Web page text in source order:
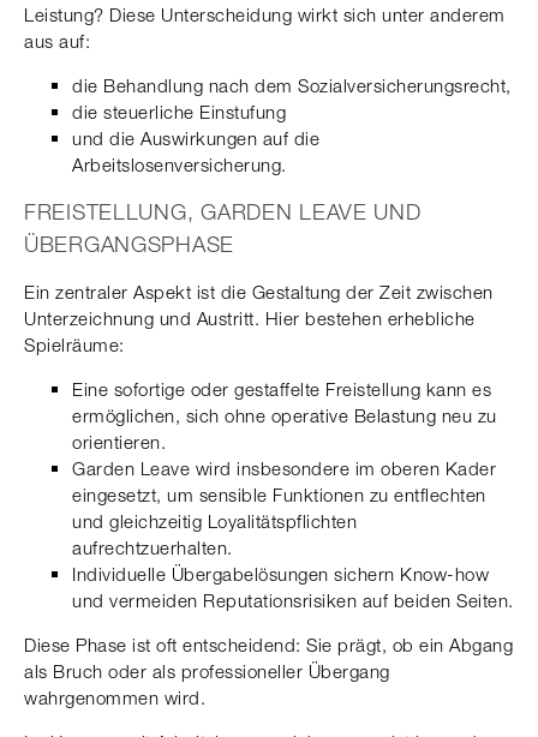
Leistung? Diese Unterscheidung wirkt sich unter anderem
aus auf:
die Behandlung nach dem Sozialversicherungsrecht,
die steuerliche Einstufung
und die Auswirkungen auf die
Arbeitslosenversicherung.
FREISTELLUNG, GARDEN LEAVE UND
ÜBERGANGSPHASE
Ein zentraler Aspekt ist die Gestaltung der Zeit zwischen
Unterzeichnung und Austritt. Hier bestehen erhebliche
Spielräume:
Eine sofortige oder gestaffelte Freistellung kann es
ermöglichen, sich ohne operative Belastung neu zu
orientieren.
Garden Leave wird insbesondere im oberen Kader
eingesetzt, um sensible Funktionen zu entflechten
und gleichzeitig Loyalitätspflichten
aufrechtzuerhalten.
Individuelle Übergabelösungen sichern Know-how
und vermeiden Reputationsrisiken auf beiden Seiten.
Diese Phase ist oft entscheidend: Sie prägt, ob ein Abgang
als Bruch oder als professioneller Übergang
wahrgenommen wird.